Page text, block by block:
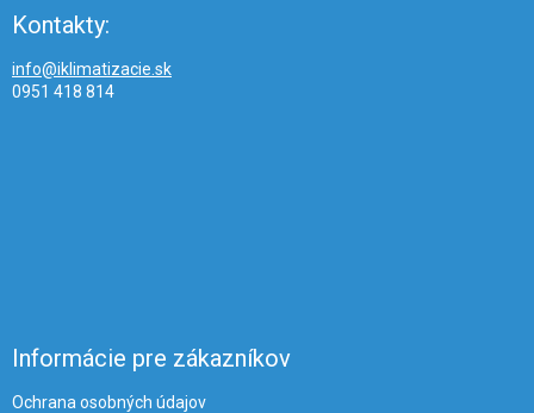
Kontakty:
info@iklimatizacie.sk
0951 418 814
Informácie pre zákazníkov
Ochrana osobných údajov